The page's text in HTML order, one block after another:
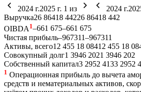
2024 г.2025 г. 1 из 2024 г.
Выручка26 86418 44226 86418 442
OIBDA 1–661 675–661 675
Чистая прибыль–967311–967311
Активы, всего12 455 18 08412 455 18
Совокупный долг1 3946 2021 3946 202
Собственный капитал3 2952 4133 2952
1 Операционная прибыль до вычета
средств и нематериальных активов,